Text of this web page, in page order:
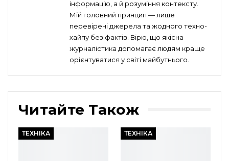
інформацію, а й розуміння контексту.
Мій головний принцип — лише
перевірені джерела та жодного техно-
хайпу без фактів. Вірю, що якісна
журналістика допомагає людям краще
орієнтуватися у світі майбутнього.
Читайте Також
ТЕХНІКА ТЕХНІКА